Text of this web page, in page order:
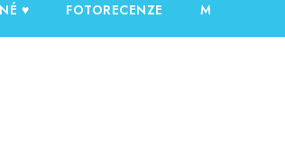
♥️ FOTORECENZE MOJE